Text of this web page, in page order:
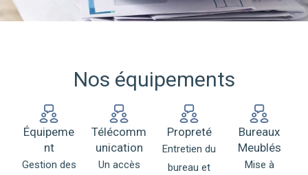
Nos équipements
Équipeme
nt
Gestion des
Télécomm
unication
Un accès
Propreté
Entretien du
bureau et
Bureaux
Meublés
Mise à